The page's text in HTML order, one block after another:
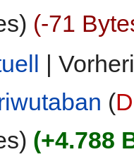
(-71
|
(
(+4.788